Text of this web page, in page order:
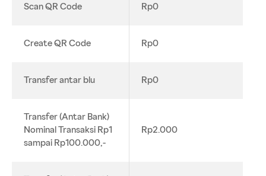
Scan QR Code Rp0
Create QR Code Rp0
Transfer antar blu Rp0
Transfer (Antar Bank)
Nominal Transaksi Rp1
sampai Rp100.000,-
Rp2.000